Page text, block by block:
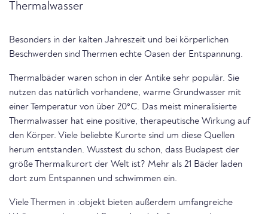
Thermalwasser
Besonders in der kalten Jahreszeit und bei körperlichen
Beschwerden sind Thermen echte Oasen der Entspannung.
Thermalbäder waren schon in der Antike sehr populär. Sie
nutzen das natürlich vorhandene, warme Grundwasser mit
einer Temperatur von über 20°C. Das meist mineralisierte
Thermalwasser hat eine positive, therapeutische Wirkung auf
den Körper. Viele beliebte Kurorte sind um diese Quellen
herum entstanden. Wusstest du schon, dass Budapest der
größe Thermalkurort der Welt ist? Mehr als 21 Bäder laden
dort zum Entspannen und schwimmen ein.
Viele Thermen in :objekt bieten außerdem umfangreiche